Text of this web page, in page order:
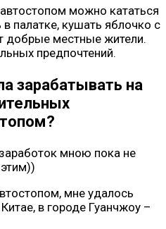
можно кататься
палатке, кушать яблочко с
добрые местные жители.
предпочтений.
зарабатывать на
мною пока не
мне удалось
в городе Гуанчжоу –